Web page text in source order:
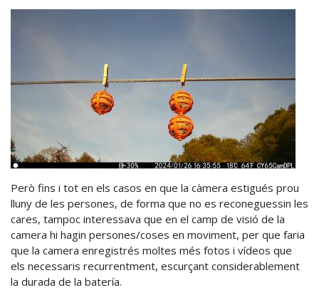
Però fins i tot en els casos en que la càmera estigués prou
lluny de les persones, de forma que no es reconeguessin les
cares, tampoc interessava que en el camp de visió de la
camera hi hagin persones/coses en moviment, per que faria
que la camera enregistrés moltes més fotos i vídeos que
els necessaris recurrentment, escurçant considerablement
la durada de la batería.